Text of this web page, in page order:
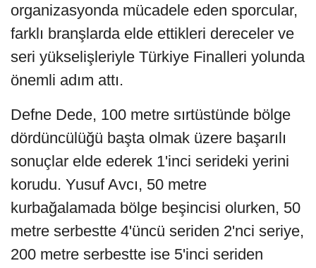
organizasyonda mücadele eden sporcular,
farklı branşlarda elde ettikleri dereceler ve
seri yükselişleriyle Türkiye Finalleri yolunda
önemli adım attı.
Defne Dede, 100 metre sırtüstünde bölge
dördüncülüğü başta olmak üzere başarılı
sonuçlar elde ederek 1'inci serideki yerini
korudu. Yusuf Avcı, 50 metre
kurbağalamada bölge beşincisi olurken, 50
metre serbestte 4'üncü seriden 2'nci seriye,
200 metre serbestte ise 5'inci seriden